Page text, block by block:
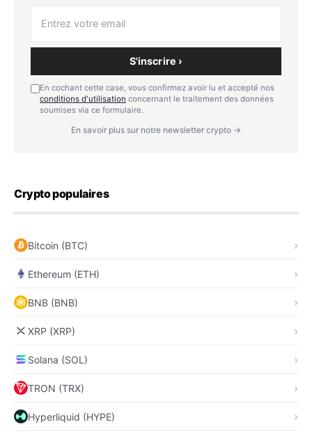
S'inscrire ›
En cochant cette case, vous confirmez avoir lu et accepté nos
conditions d'utilisation concernant le traitement des données
soumises via ce formulaire.
En savoir plus sur notre newsletter crypto →
Crypto populaires
Bitcoin (BTC)
Ethereum (ETH)
BNB (BNB)
XRP (XRP)
Solana (SOL)
TRON (TRX)
Hyperliquid (HYPE)